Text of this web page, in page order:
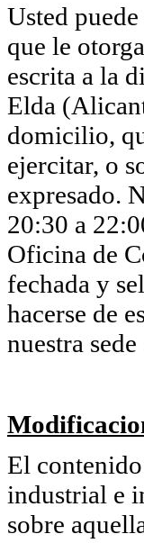
Usted
que le
escrita a la
Elda
domicilio,
ejercitar, o
expresado.
20:30 a
Oficina de
fechada y
hacerse de
nuestra
El
industrial e
sobre